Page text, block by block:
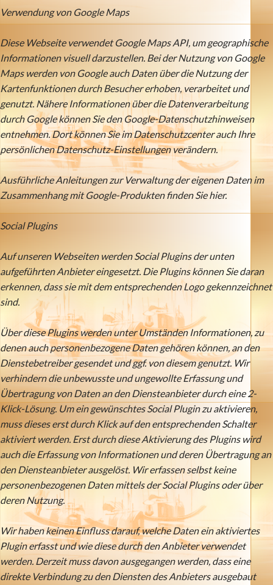
Verwendung von Google Maps
Diese Webseite verwendet Google Maps API, um geographische
Informationen visuell darzustellen. Bei der Nutzung von Google
Maps werden von Google auch Daten über die Nutzung der
Kartenfunktionen durch Besucher erhoben, verarbeitet und
genutzt. Nähere Informationen über die Datenverarbeitung
durch Google können Sie den Google-Datenschutzhinweisen
entnehmen. Dort können Sie im Datenschutzcenter auch Ihre
persönlichen Datenschutz-Einstellungen verändern.
Ausführliche Anleitungen zur Verwaltung der eigenen Daten im
Zusammenhang mit Google-Produkten finden Sie hier.
Social Plugins
Auf unseren Webseiten werden Social Plugins der unten
aufgeführten Anbieter eingesetzt. Die Plugins können Sie daran
erkennen, dass sie mit dem entsprechenden Logo gekennzeichnet
sind.
Über diese Plugins werden unter Umständen Informationen, zu
denen auch personenbezogene Daten gehören können, an den
Dienstebetreiber gesendet und ggf. von diesem genutzt. Wir
verhindern die unbewusste und ungewollte Erfassung und
Übertragung von Daten an den Diensteanbieter durch eine 2-
Klick-Lösung. Um ein gewünschtes Social Plugin zu aktivieren,
muss dieses erst durch Klick auf den entsprechenden Schalter
aktiviert werden. Erst durch diese Aktivierung des Plugins wird
auch die Erfassung von Informationen und deren Übertragung an
den Diensteanbieter ausgelöst. Wir erfassen selbst keine
personenbezogenen Daten mittels der Social Plugins oder über
deren Nutzung.
Wir haben keinen Einfluss darauf, welche Daten ein aktiviertes
Plugin erfasst und wie diese durch den Anbieter verwendet
werden. Derzeit muss davon ausgegangen werden, dass eine
direkte Verbindung zu den Diensten des Anbieters ausgebaut